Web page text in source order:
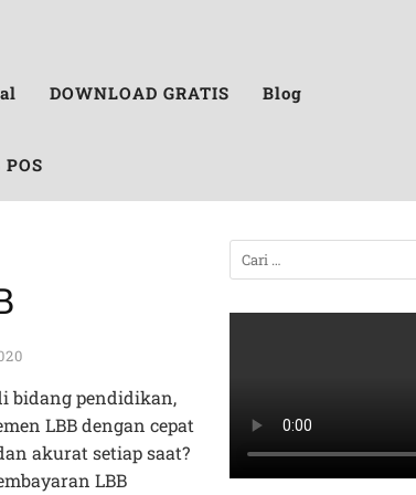
DOWNLOAD GRATIS Blog
bidang pendidikan,
LBB dengan cepat
akurat setiap saat?
LBB